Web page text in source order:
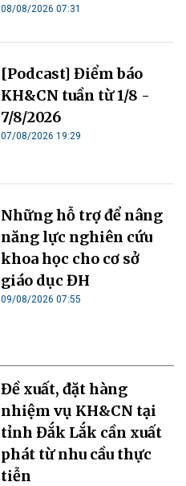
08/08/2026 07:31
[Podcast] Điểm báo
KH&CN tuần từ 1/8 -
7/8/2026
07/08/2026 19:29
Những hỗ trợ để nâng
năng lực nghiên cứu
khoa học cho cơ sở
giáo dục ĐH
09/08/2026 07:55
Đề xuất, đặt hàng
nhiệm vụ KH&CN tại
tỉnh Đắk Lắk cần xuất
phát từ nhu cầu thực
tiễn